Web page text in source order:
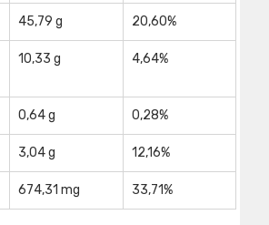
45,79 g 20,60%
10,33 g 4,64%
0,64 g 0,28%
3,04 g 12,16%
674,31 mg 33,71%